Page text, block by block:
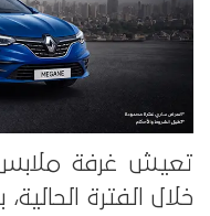
تعيش غرفة ملابس
خلال الفترة